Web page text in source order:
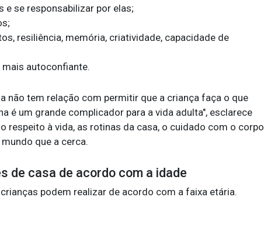
e se responsabilizar por elas;
resiliência, memória, criatividade, capacidade de
autoconfiante.
não tem relação com permitir que a criança faça o que
é um grande complicador para a vida adulta", esclarece
respeito à vida, as rotinas da casa, o cuidado com o corpo
que a cerca.
de casa de acordo com a idade
podem realizar de acordo com a faixa etária.